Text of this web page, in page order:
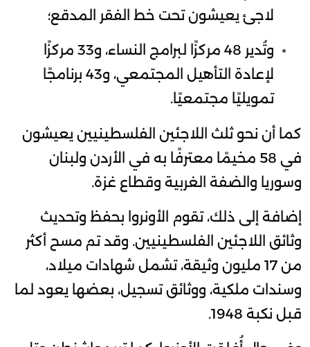
لاجئ يعيشون تحت خط الفقر المدقع؛
وتُدير 48 مركزًا لبرامج النساء، و33 مركزًا
لإعادة التأهيل المجتمعي، و43 برنامجًا
تمويليًا مجتمعيًا.
كما أن نحو ثلث اللاجئين الفلسطينيين يعيشون
في 58 مخيمًا معترفًا به في الأردن ولبنان
وسوريا والضفة الغربية وقطاع غزة.
إضافة إلى ذلك، تقوم الأونروا بحفظ وتحديث
وثائق اللاجئين الفلسطينيين. وقد تم مسح أكثر
من 17 مليون وثيقة، تشمل شهادات ميلاد،
وسندات ملكية، ووثائق تسجيل، بعضها يعود لما
قبل نكبة 1948.